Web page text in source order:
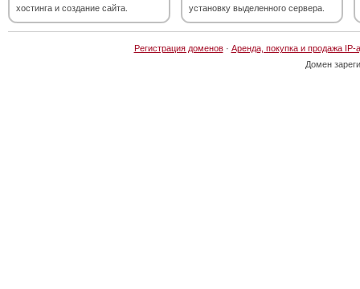
хостинга и создание сайта.
установку выделенного сервера.
Регистрация доменов· Аренда, покупка и продажа IP-
Домен